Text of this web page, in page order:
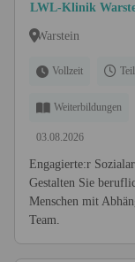
LWL-Klinik
Warstein
Vollzeit
Weiterbildungen
03.08.2026
Engagierte:r
Gestalten Sie
Menschen mit
Team.